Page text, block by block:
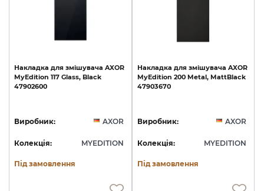
Накладка для змішувача AXOR
MyEdition 117 Glass, Black
47902600
Виробник: AXOR
Колекція: MYEDITION
Під замовлення
Накладка для змішувача AXOR
MyEdition 200 Metal, MattBlack
47903670
Виробник: AXOR
Колекція: MYEDITION
Під замовлення